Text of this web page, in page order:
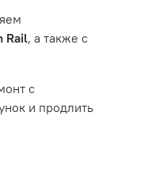
колодки,
Rail, а также с
с
и продлить